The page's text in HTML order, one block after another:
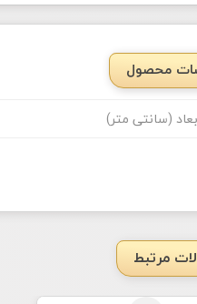
محصول
(سانتی متر)
مرتبط